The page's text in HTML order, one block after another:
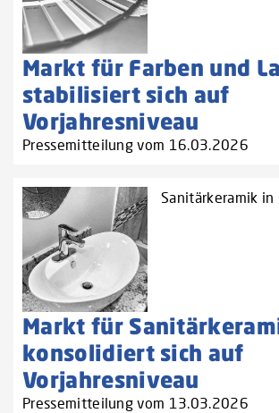
Markt für Farben und
stabilisiert sich auf
Vorjahresniveau
Pressemitteilung vom 16.03.2026
Sanitärkeramik in
Markt für
konsolidiert sich auf
Vorjahresniveau
Pressemitteilung vom 13.03.2026